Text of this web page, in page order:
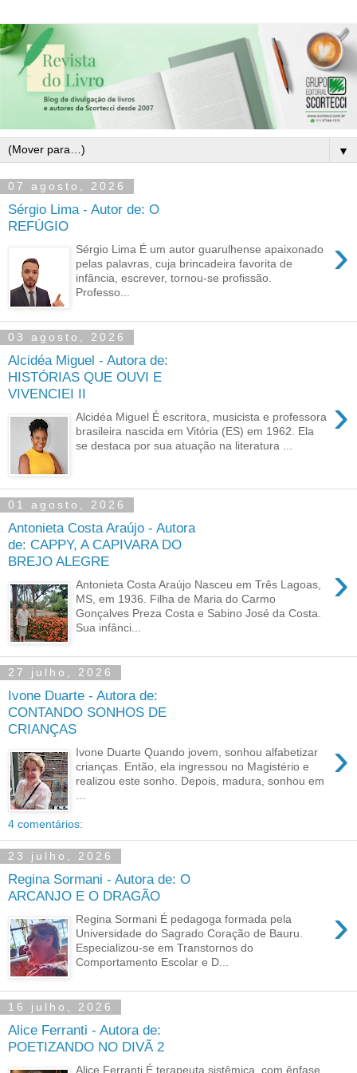
▼
07 agosto, 2026
Sérgio Lima - Autor de: O
REFÚGIO
›
Sérgio Lima É um autor guarulhense apaixonado
pelas palavras, cuja brincadeira favorita de
infância, escrever, tornou-se profissão.
Professo...
03 agosto, 2026
Alcidéa Miguel - Autora de:
HISTÓRIAS QUE OUVI E
VIVENCIEI II
›
Alcidéa Miguel É escritora, musicista e professora
brasileira nascida em Vitória (ES) em 1962. Ela
se destaca por sua atuação na literatura ...
01 agosto, 2026
Antonieta Costa Araújo - Autora
de: CAPPY, A CAPIVARA DO
BREJO ALEGRE
›
Antonieta Costa Araújo Nasceu em Três Lagoas,
MS, em 1936. Filha de Maria do Carmo
Gonçalves Preza Costa e Sabino José da Costa.
Sua infânci...
27 julho, 2026
Ivone Duarte - Autora de:
CONTANDO SONHOS DE
CRIANÇAS
›
Ivone Duarte Quando jovem, sonhou alfabetizar
crianças. Então, ela ingressou no Magistério e
realizou este sonho. Depois, madura, sonhou em
4 comentários:
23 julho, 2026
Regina Sormani - Autora de: O
ARCANJO E O DRAGÃO
›
Regina Sormani É pedagoga formada pela
Universidade do Sagrado Coração de Bauru.
Especializou-se em Transtornos do
Comportamento Escolar e D...
16 julho, 2026
Alice Ferranti - Autora de:
POETIZANDO NO DIVÃ 2
Alice Ferranti É terapeuta sistêmica, com ênfase